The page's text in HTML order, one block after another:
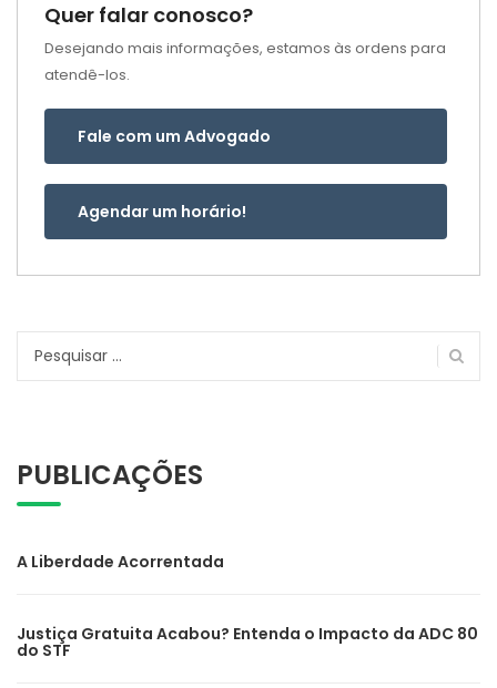
Quer falar conosco?
Desejando mais informações, estamos às ordens para
atendê-los.
Fale com um Advogado
Agendar um horário!
Pesquisar
PUBLICAÇÕES
A Liberdade Acorrentada
Justiça Gratuita Acabou? Entenda o Impacto da ADC 80
do STF